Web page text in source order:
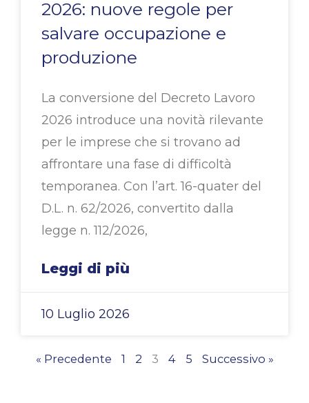
2026: nuove regole per
salvare occupazione e
produzione
La conversione del Decreto Lavoro
2026 introduce una novità rilevante
per le imprese che si trovano ad
affrontare una fase di difficoltà
temporanea. Con l’art. 16-quater del
D.L. n. 62/2026, convertito dalla
legge n. 112/2026,
Leggi di più
10 Luglio 2026
« Precedente 1 2 3 4 5 Successivo »